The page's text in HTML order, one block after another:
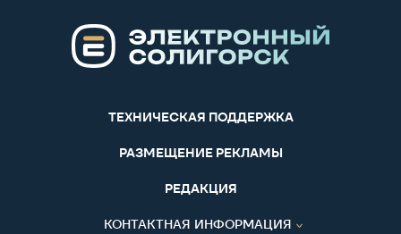
ТЕХНИЧЕСКАЯ ПОДДЕРЖКА
РАЗМЕЩЕНИЕ РЕКЛАМЫ
РЕДАКЦИЯ
КОНТАКТНАЯ ИНФОРМАЦИЯ